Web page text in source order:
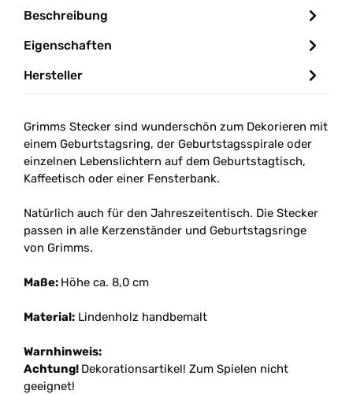
Beschreibung
Eigenschaften
Hersteller
Grimms Stecker sind wunderschön zum Dekorieren mit
einem Geburtstagsring, der Geburtstagsspirale oder
einzelnen Lebenslichtern auf dem Geburtstagtisch,
Kaffeetisch oder einer Fensterbank.
Natürlich auch für den Jahreszeitentisch. Die Stecker
passen in alle Kerzenständer und Geburtstagsringe
von Grimms.
Maße: Höhe ca. 8,0 cm
Material: Lindenholz handbemalt
Warnhinweis:
Achtung! Dekorationsartikel! Zum Spielen nicht
geeignet!